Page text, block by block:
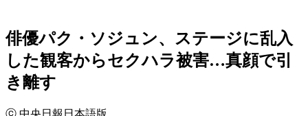
俳優パク・ソジュン、ステージに乱入
した観客からセクハラ被害…真顔で引
き離す
ⓒ 中央日報日本語版